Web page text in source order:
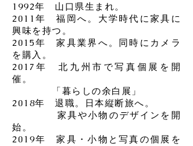
1992年 山口県生まれ。
2011年 福岡へ。大学時代に家具に
興味を持つ。
​2015年 家具業界へ。同時に カメラ
を購入。
2017年 北九州市で写真個展を開
催。
「暮らしの余白展」
2018年 退職。日本縦断旅へ。
家具や小物のデザインを開
始。
​2019年 家具・小物と写真の個展を